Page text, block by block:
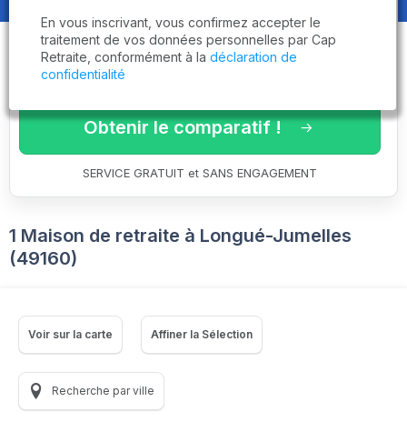
Obtenez le
comparatif des
établissementsadaptés à vos
critères en 3 minutes !
Obtenir le comparatif !
SERVICE GRATUIT et SANS ENGAGEMENT
1 Maison de retraite à Longué-Jumelles
(49160)
Voir sur la carte Affiner la Sélection
Recherche par ville
En vous inscrivant, vous confirmez accepter le
traitement de vos données personnelles par Cap
Retraite, conformément à la déclaration de
confidentialité